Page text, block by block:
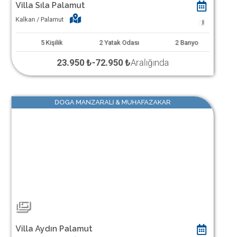
Villa Sıla Palamut
Kalkan / Palamut 1
5 Kişilik 2 Yatak Odası 2 Banyo
23.950 ₺-72.950 ₺Aralığında
DOGA MANZARALI & MUHAFAZAKAR
Villa Aydın Palamut